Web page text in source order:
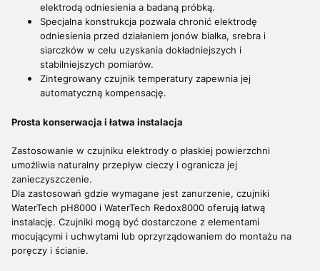
elektrodą odniesienia a badaną próbką.
Specjalna konstrukcja pozwala chronić elektrodę
odniesienia przed działaniem jonów białka, srebra i
siarczków w celu uzyskania dokładniejszych i
stabilniejszych pomiarów.
Zintegrowany czujnik temperatury zapewnia jej
automatyczną kompensację.
Prosta konserwacja i łatwa instalacja
Zastosowanie w czujniku elektrody o płaskiej powierzchni
umożliwia naturalny przepływ cieczy i ogranicza jej
zanieczyszczenie.
Dla zastosowań gdzie wymagane jest zanurzenie, czujniki
WaterTech pH8000 i WaterTech Redox8000 oferują łatwą
instalację. Czujniki mogą być dostarczone z elementami
mocującymi i uchwytami lub oprzyrządowaniem do montażu na
poręczy i ścianie.